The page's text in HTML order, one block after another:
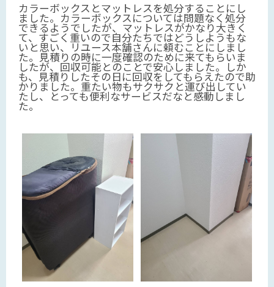
カラーボックスとマットレスを処分することにし
ました。カラーボックスについては問題なく処分
できるようでしたが、マットレスがかなり大きく
て、すごく重いので自分たちではどうしようもな
いと思い、リユース本舗さんに頼むことにしまし
た。見積りの時に一度確認のために来てもらいま
したが、回収可能とのことで安心しました。しか
も、見積りしたその日に回収をしてもらえたので助
かりました。重たい物もサクサクと運び出してい
たし、とっても便利なサービスだなと感動しまし
た。